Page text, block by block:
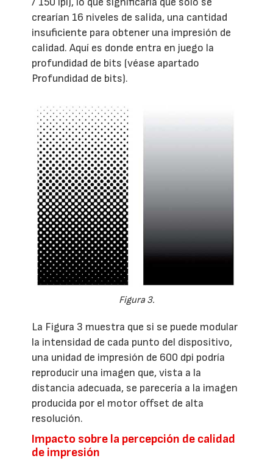
crearían 16 niveles de salida, una cantidad
insuficiente para obtener una impresión de
calidad. Aquí es donde entra en juego la
profundidad de bits (véase apartado
Profundidad de bits).
Figura 3.
La Figura 3 muestra que si se puede modular
la intensidad de cada punto del dispositivo,
una unidad de impresión de 600 dpi podría
reproducir una imagen que, vista a la
distancia adecuada, se parecería a la imagen
producida por el motor offset de alta
resolución.
Impacto sobre la percepción de calidad
de impresión